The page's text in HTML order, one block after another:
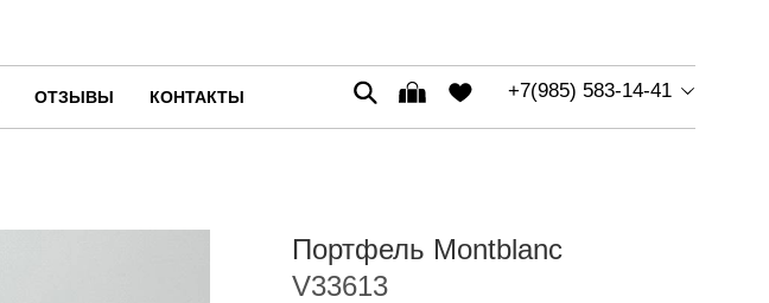
ОТЗЫВЫ КОНТАКТЫ +7(985) 583-14-41
Портфель Montblanc
V33613